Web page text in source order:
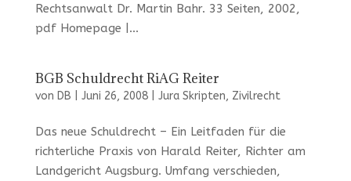
Rechtsanwalt Dr. Martin Bahr. 33 Seiten, 2002,
pdf Homepage |...
BGB Schuldrecht RiAG Reiter
von DB Juni 26, 2008| Jura Skripten, Zivilrecht
Das neue Schuldrecht – Ein Leitfaden für die
richterliche Praxis von Harald Reiter, Richter am
Landgericht Augsburg. Umfang verschieden,